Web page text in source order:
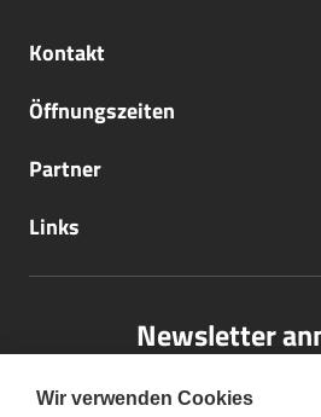
Kontakt
+43 (5572) 40797
Öffnungszeiten
Partner
Links
Newsletter
Bitte melden Sie sich für
Wir verwenden Cookies